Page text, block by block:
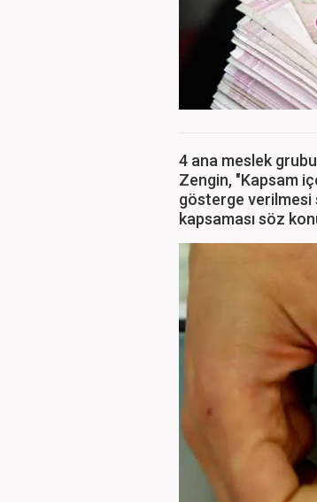
4 ana meslek
Zengin, "Kapsam
gösterge verilmesi
kapsaması söz